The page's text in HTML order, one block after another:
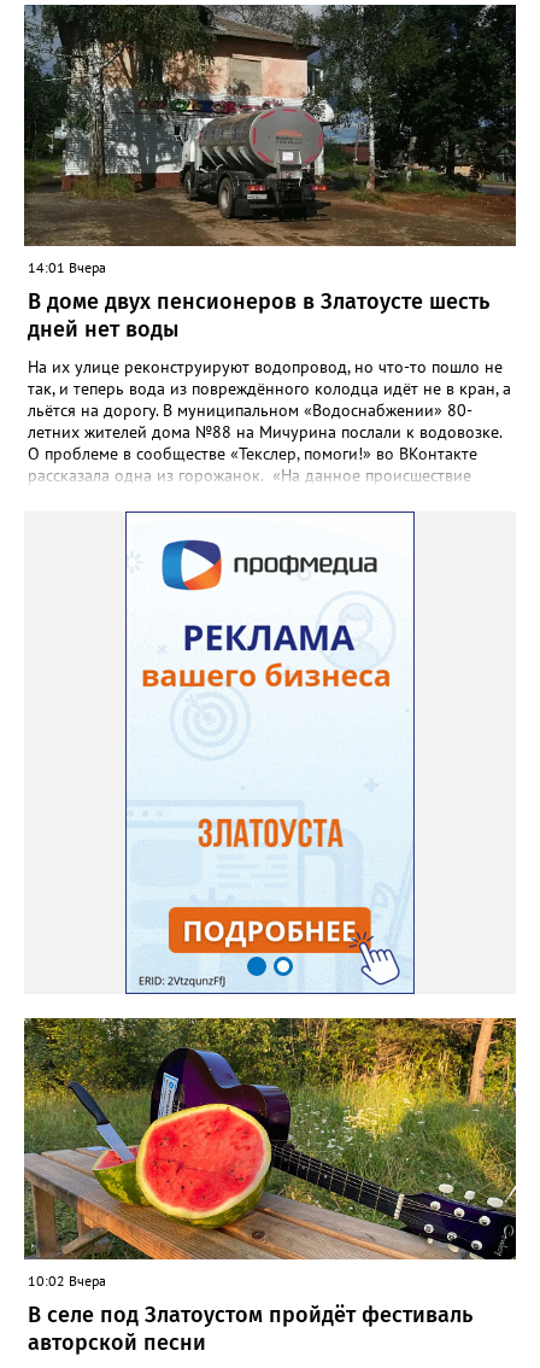
повышение энергоэффективности систем. Кроме электронных
схем, исполнителю нужно разработать предложения по
строительству и реконструкции водоснабжения и канализации,
оценив размер вложений, а также представить перечень
бесхозных объектов и возможные сценарии развития этой
сферы городского хозяйства. В июне 2025 года
«Златоуст.инфо» сообщал о подобных торгах. Тогда цена
вопроса была почти в три раза выше - 9 миллионов 13 тысяч
486 рублей, а в списке работ была разработка электронной
системы ливнёвок.
14:01 Вчера
В доме двух пенсионеров в Златоусте шесть
дней нет воды
На их улице реконструируют водопровод, но что-то пошло не
так, и теперь вода из повреждённого колодца идёт не в кран, а
льётся на дорогу. В муниципальном «Водоснабжении» 80-
летних жителей дома №88 на Мичурина послали к водовозке.
О проблеме в сообществе «Текслер, помоги!» во ВКонтакте
рассказала одна из горожанок. «На данное происшествие
гл.инженера Шепелева А.Н. из обслуживающей организации
МУП ЗГО "Златоустовское Водоснабжение" ул. Островского, 7,
никакие работы по восстановлению подачи воды в дом
проводиться не будут. Вот уже шесть дней пенсионеры без
воды!», - пишет возмущённая женщина (стиль, орфография и
пунктуация авторские). Под обращением есть комментарий
пользователя под ником Olga Vyacheslavovna. Она сообщает:
сейчас МУП «Водоснабжение» ведёт реконструкцию сетей в
посёлке и работать приходится в сложных условиях горной
местности. «К сожалению, в процессе бурения иногда
выявляются или случайно повреждаются существующие вводы
малого диаметра, - отмечает Olga Vyacheslavovna. - Зачастую
такие вводы не отражены в исполнительной документации
либо проходят в непосредственной близости от трассы
строительства. Каждый подобный случай требует отдельного
обследования и последующего восстановления. Несмотря на
возникающие сложности, предприятие ежедневно
обеспечивает жителей питьевой водой. Подвоз воды
организован с 17:00 до 20:00 у магазина “Олеся”».
Представитель «Водоснабжения» уверяет: предприятие делает
всё возможное, «чтобы завершить восстановительные работы в
кратчайшие сроки». И благодарит за «терпение и понимание».
Когда будет восстановлена подача воды в дом №88 в
комментарии не уточняется.
10:02 Вчера
В селе под Златоустом пройдёт фестиваль
авторской песни